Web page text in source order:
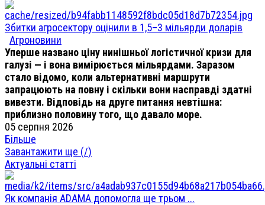
Збитки агросектору оцінили в 1,5–3 мільярди доларів
Агроновини
Уперше названо ціну нинішньої логістичної кризи для
галузі — і вона вимірюється мільярдами. Заразом
стало відомо, коли альтернативні маршрути
запрацюють на повну і скільки вони насправді здатні
вивезти. Відповідь на друге питання невтішна:
приблизно половину того, що давало море.
05 серпня 2026
Більше
Завантажити ще (/)
Актуальні статті
Як компанія ADAMA допомогла ще трьом ...